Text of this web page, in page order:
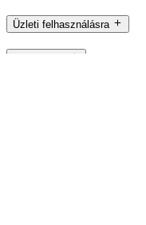
Üzleti felhasználásra